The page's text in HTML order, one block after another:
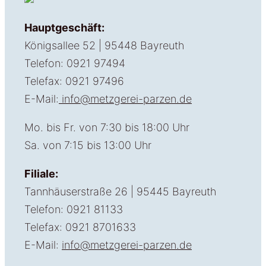
Hauptgeschäft:
Königsallee 52 | 95448 Bayreuth
Telefon: 0921 97494
Telefax: 0921 97496
E-Mail: info@metzgerei-parzen.de
Mo. bis Fr. von 7:30 bis 18:00 Uhr
Sa. von 7:15 bis 13:00 Uhr
Filiale:
Tannhäuserstraße 26 | 95445 Bayreuth
Telefon: 0921 81133
Telefax: 0921 8701633
E-Mail: info@metzgerei-parzen.de